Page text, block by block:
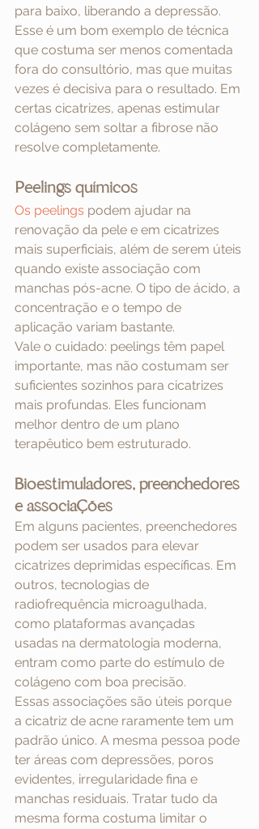
para baixo, liberando a depressão.
Esse é um bom exemplo de técnica
que costuma ser menos comentada
fora do consultório, mas que muitas
vezes é decisiva para o resultado. Em
certas cicatrizes, apenas estimular
colágeno sem soltar a fibrose não
resolve completamente.
Peelings químicos
Os peelings podem ajudar na
renovação da pele e em cicatrizes
mais superficiais, além de serem úteis
quando existe associação com
manchas pós-acne. O tipo de ácido, a
concentração e o tempo de
aplicação variam bastante.
Vale o cuidado: peelings têm papel
importante, mas não costumam ser
suficientes sozinhos para cicatrizes
mais profundas. Eles funcionam
melhor dentro de um plano
terapêutico bem estruturado.
Bioestimuladores, preenchedores
e associações
Em alguns pacientes, preenchedores
podem ser usados para elevar
cicatrizes deprimidas específicas. Em
outros, tecnologias de
radiofrequência microagulhada,
como plataformas avançadas
usadas na dermatologia moderna,
entram como parte do estímulo de
colágeno com boa precisão.
Essas associações são úteis porque
a cicatriz de acne raramente tem um
padrão único. A mesma pessoa pode
ter áreas com depressões, poros
evidentes, irregularidade fina e
manchas residuais. Tratar tudo da
mesma forma costuma limitar o